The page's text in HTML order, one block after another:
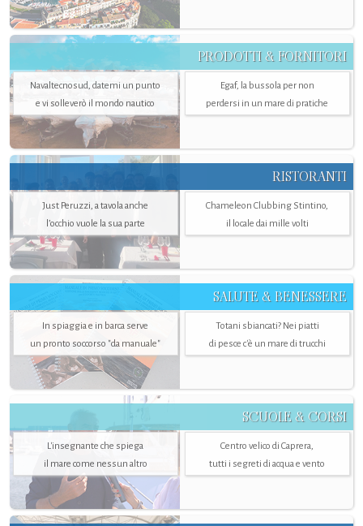
PRODOTTI & FORNITORI
Navaltecnosud, datemi un punto
e vi solleverò il mondo nautico
Egaf, la bussola per non
perdersi in un mare di pratiche
RISTORANTI
Just Peruzzi, a tavola anche
l’occhio vuole la sua parte
Chameleon Clubbing Stintino,
il locale dai mille volti
SALUTE & BENESSERE
In spiaggia e in barca serve
un pronto soccorso "da manuale"
Totani sbiancati? Nei piatti
di pesce c'è un mare di trucchi
SCUOLE & CORSI
L'insegnante che spiega
il mare come nessun altro
Centro velico di Caprera,
tutti i segreti di acqua e vento